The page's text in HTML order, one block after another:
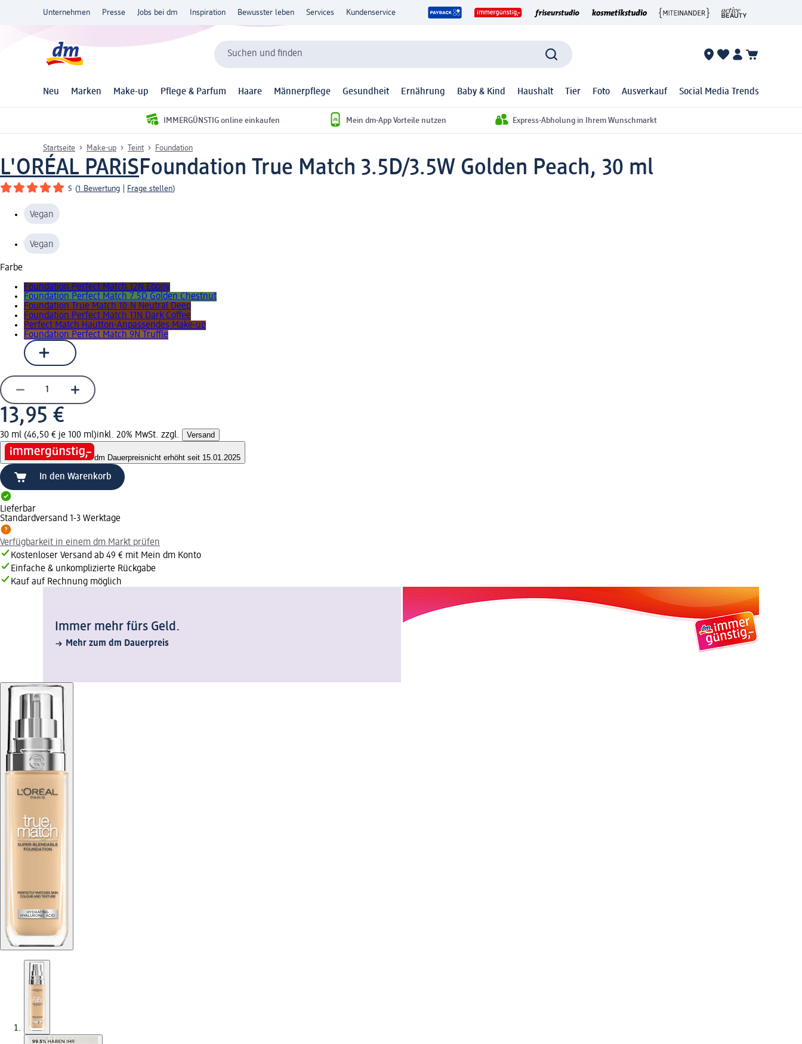
Unternehmen Presse Jobs bei dm Inspiration Bewusster leben Services Kundenservice
Suchen und finden
Neu Marken Make-up Pflege & Parfum Haare Männerpflege Gesundheit Ernährung Baby & Kind Haushalt Tier Foto Ausverkauf Social Media Trends
IMMERGÜNSTIG online einkaufen Mein dm-App Vorteile nutzen Express-Abholung in Ihrem Wunschmarkt
Startseite Make-up Teint Foundation
L'ORÉAL PARiSFoundation True Match 3.5D/3.5W Golden Peach, 30 ml
5 (1 Bewertung Frage stellen)
Vegan
Vegan
Farbe
Foundation Perfect Match 12N Ebony
Foundation Perfect Match 7.5D Golden Chestnut
Foundation True Match 10.N Neutral Deep
Foundation Perfect Match 11N Dark Coffee
Perfect Match Hautton-Anpassendes Make-up
Foundation Perfect Match 9N Truffle
13,95 €
30 ml (46,50 € je 100 ml)inkl. 20% MwSt. zzgl. Versand
dm Dauerpreisnicht erhöht seit 15.01.2025
In den Warenkorb
Lieferbar
Standardversand 1-3 Werktage
Verfügbarkeit in einem dm Markt prüfen
Kostenloser Versand ab 49 € mit Mein dm Konto
Einfache & unkomplizierte Rückgabe
Kauf auf Rechnung möglich
Immer mehr fürs Geld.
Mehr zum dm Dauerpreis